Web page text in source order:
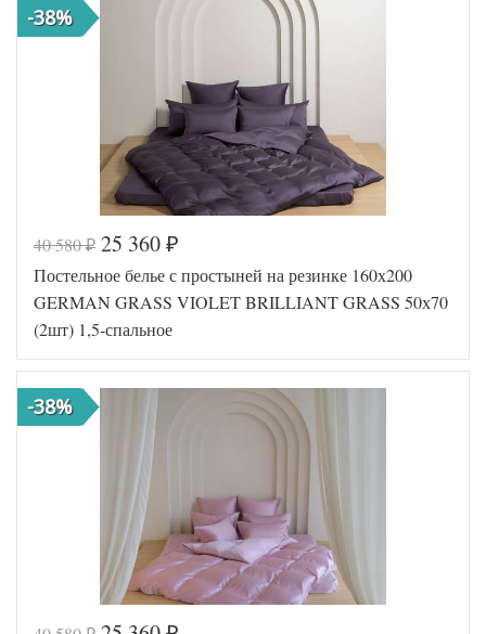
Размер
простыни
German
Grass
(Австрия)
Код товара
562-087
Артикул
GG-26247
0
Ткань
Сатин
Размер
пододеяльника
Размер
простыни
240х260
Размер
(Австрия)
-38%
40 580₽ 25 360 ₽
Постельное белье с простыней на резинке 160х200
GERMAN GRASS VIOLET BRILLIANT GRASS 50х70
(2шт) 1,5-спальное
-38%